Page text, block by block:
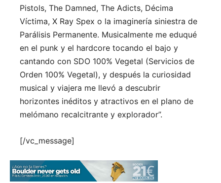
Pistols, The Damned, The Adicts, Décima
Víctima, X Ray Spex o la imaginería siniestra de
Parálisis Permanente. Musicalmente me eduqué
en el punk y el hardcore tocando el bajo y
cantando con SDO 100% Vegetal (Servicios de
Orden 100% Vegetal), y después la curiosidad
musical y viajera me llevó a descubrir
horizontes inéditos y atractivos en el plano de
melómano recalcitrante y explorador”.
[/vc_message]